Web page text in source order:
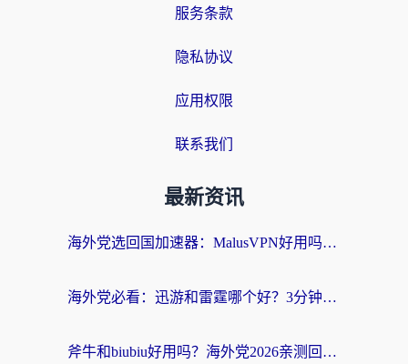
服务条款
隐私协议
应用权限
联系我们
最新资讯
海外党选回国加速器：MalusVPN好用吗？和快帆VPN哪个好？附真实对比与避坑指南
海外党必看：迅游和雷霆哪个好？3分钟教你选对回国加速器，无缝刷国内剧玩手游
斧牛和biubiu好用吗？海外党2026亲测回国加速器指南，附番茄加速器深度体验